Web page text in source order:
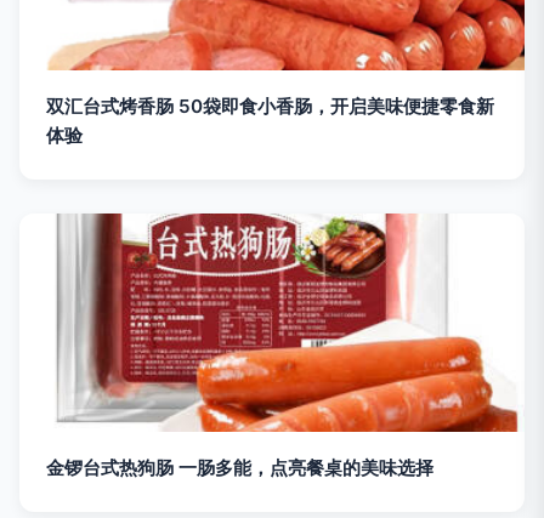
双汇台式烤香肠 50袋即食小香肠，开启美味便捷零食新
体验
金锣台式热狗肠 一肠多能，点亮餐桌的美味选择